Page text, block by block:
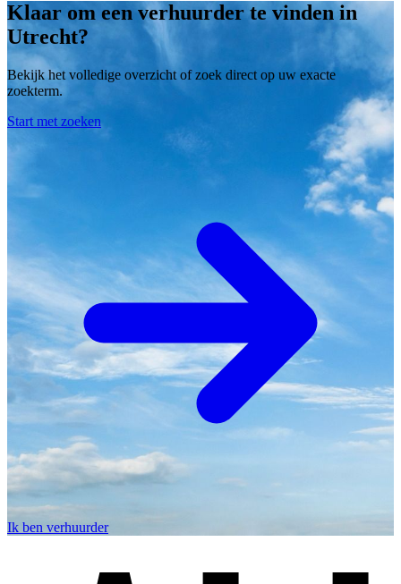
Klaar om een verhuurder te vinden in
Utrecht?
Bekijk het volledige overzicht of zoek direct op uw exacte
zoekterm.
Start met zoeken
Ik ben verhuurder